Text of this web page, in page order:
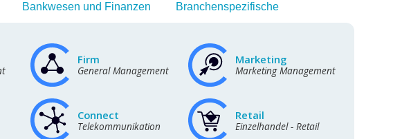
Bankwesen und Finanzen Branchenspezifische
Firm
General Management
Marketing
Marketing Management
Connect
Telekommunikation
Retail
Einzelhandel - Retail